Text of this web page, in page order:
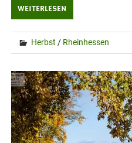
WEITERLESEN
Herbst / Rheinhessen